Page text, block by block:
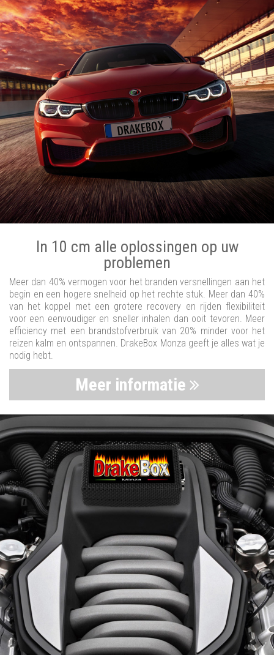
In 10 cm alle oplossingen op uw
problemen
Meer dan 40% vermogen voor het branden versnellingen aan het
begin en een hogere snelheid op het rechte stuk. Meer dan 40%
van het koppel met een grotere recovery en rijden flexibiliteit
voor een eenvoudiger en sneller inhalen dan ooit tevoren. Meer
efficiency met een brandstofverbruik van 20% minder voor het
reizen kalm en ontspannen. DrakeBox Monza geeft je alles wat je
nodig hebt.
Meer informatie